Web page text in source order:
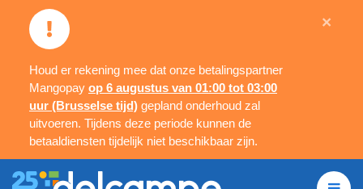
Houd er rekening mee dat onze betalingspartner
Mangopay op 6 augustus van 01:00 tot 03:00
uur (Brusselse tijd) gepland onderhoud zal
uitvoeren. Tijdens deze periode kunnen de
betaaldiensten tijdelijk niet beschikbaar zijn.
×